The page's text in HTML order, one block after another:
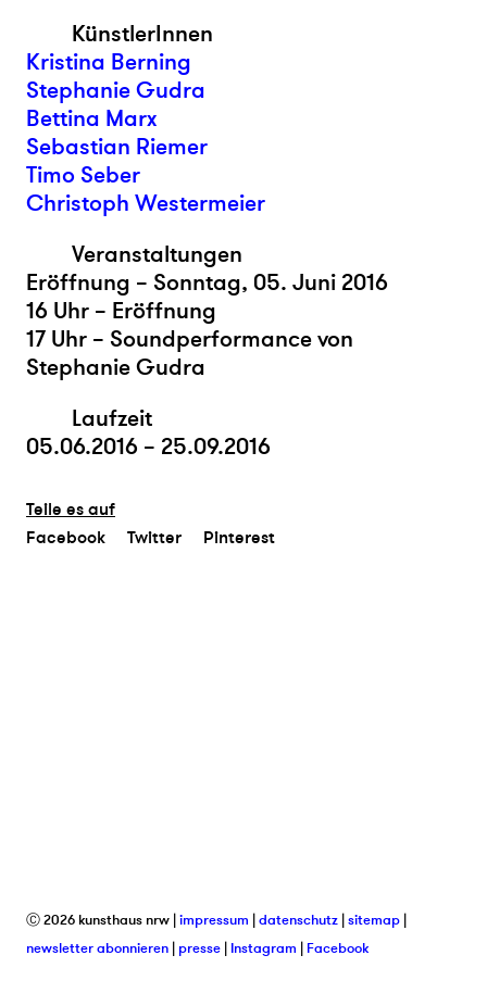
KünstlerInnen
Kristina Berning
Stephanie Gudra
Bettina Marx
Sebastian Riemer
Timo Seber
Christoph Westermeier
Veranstaltungen
Eröffnung – Sonntag, 05. Juni 2016
16 Uhr – Eröffnung
17 Uhr – Soundperformance von
Stephanie Gudra
Laufzeit
05.06.2016 – 25.09.2016
Teile es auf
Facebook
Twitter Pinterest
Ⓒ 2026 kunsthaus nrw impressum datenschutz sitemap
newsletter abonnieren presse Instagram Facebook